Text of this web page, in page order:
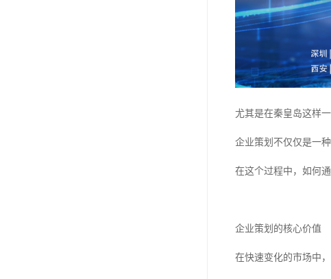
尤其是在秦皇岛这样
企业策划不仅仅是一
在这个过程中，如何
企业策划的核心价值
在快速变化的市场中